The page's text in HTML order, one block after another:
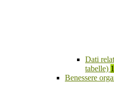
Dati
tabelle)
Benessere